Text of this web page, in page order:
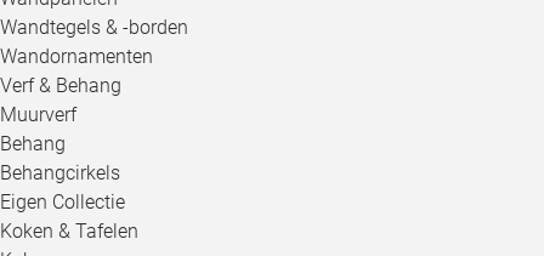
Wandtegels & -borden
Wandornamenten
Verf & Behang
Muurverf
Behang
Behangcirkels
Eigen Collectie
Koken & Tafelen